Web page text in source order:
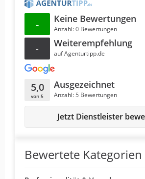
Bewertete Kategorien
- Keine Bewertungen
Anzahl: 0 Bewertungen
- Weiterempfehlung
auf Agenturtipp.de
5,0
von 5
Ausgezeichnet
Anzahl: 5 Bewertungen
Jetzt Dienstleister